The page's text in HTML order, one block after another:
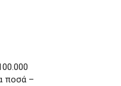
ποσά –